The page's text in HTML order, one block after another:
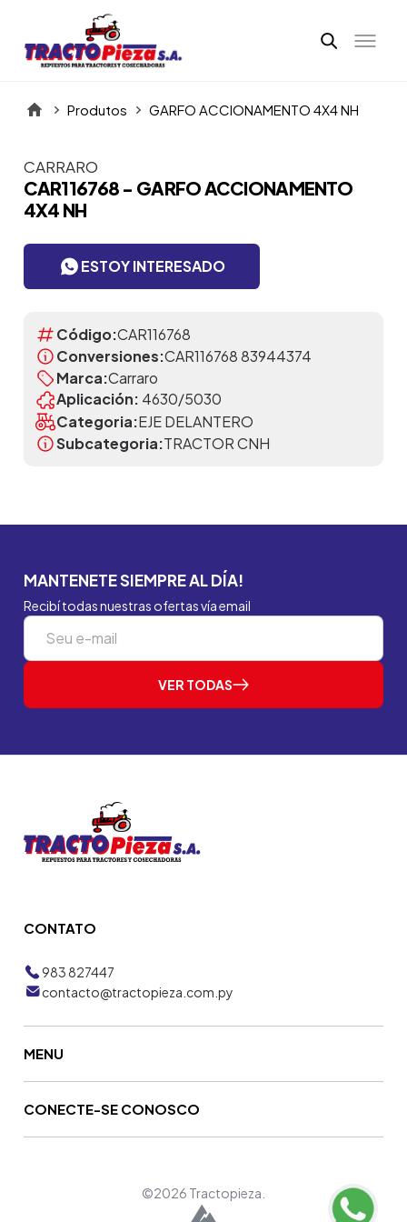
Produtos GARFO ACCIONAMENTO 4X4 NH
Itens da Galeria
CARRARO
CAR116768 - GARFO ACCIONAMENTO
4X4 NH
ESTOY INTERESADO
Código:CAR116768
Conversiones:CAR116768 83944374
Marca:Carraro
Aplicación: 4630/5030
Categoria:EJE DELANTERO
Subcategoria:TRACTOR CNH
MANTENETE SIEMPRE AL DÍA!
Recibí todas nuestras ofertas vía email
VER TODAS
CONTATO
983 827447
contacto@tractopieza.com.py
MENU
CONECTE-SE CONOSCO
©2026 Tractopieza.